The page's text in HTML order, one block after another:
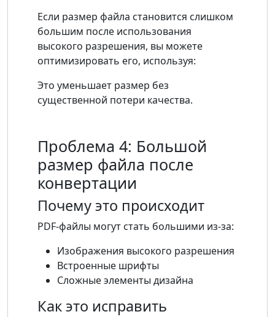
Если размер файла становится слишком
большим после использования
высокого разрешения, вы можете
оптимизировать его, используя:
Это уменьшает размер без
существенной потери качества.
Проблема 4: Большой
размер файла после
конвертации
Почему это происходит
PDF-файлы могут стать большими из-за:
Изображения высокого разрешения
Встроенные шрифты
Сложные элементы дизайна
Как это исправить